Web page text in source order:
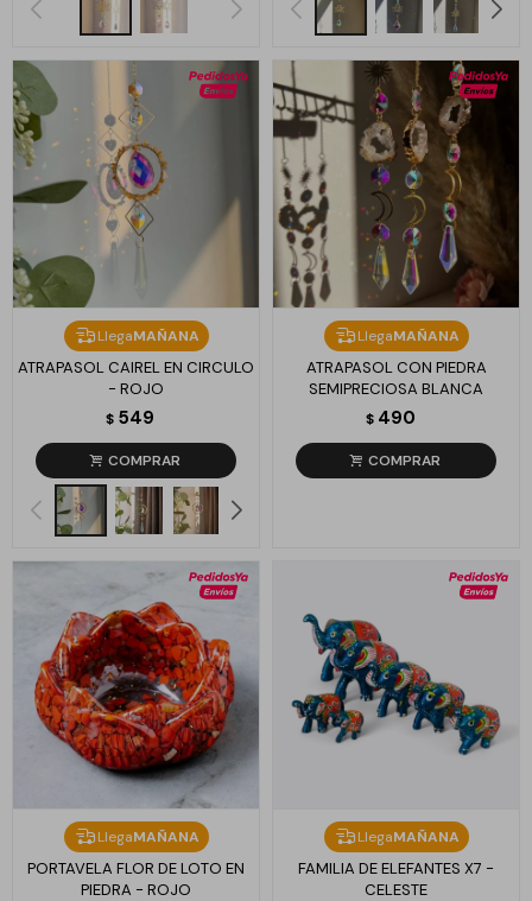
LlegaMAÑANA
ATRAPASOL CAIREL EN CIRCULO
- ROJO
$ 549
LlegaMAÑANA
ATRAPASOL CON PIEDRA
SEMIPRECIOSA BLANCA
$ 490
LlegaMAÑANA
PORTAVELA FLOR DE LOTO EN
PIEDRA - ROJO
LlegaMAÑANA
FAMILIA DE ELEFANTES X7 -
CELESTE